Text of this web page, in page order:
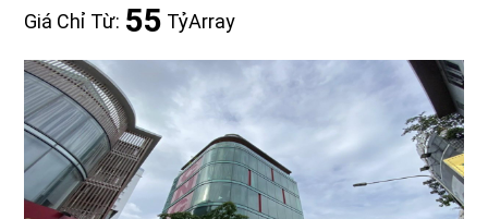
Giá Chỉ Từ: 55 TỷArray